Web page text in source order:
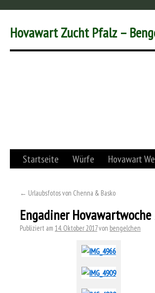
Hovawart Zucht Pfalz –
Startseite Würfe Hovawart
← Urlaubsfotos von Chenna & Basko
Engadiner
Publiziert am 14. Oktober 2017von bengelchen